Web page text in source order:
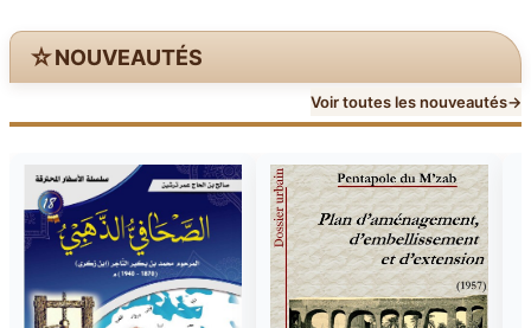
☆NOUVEAUTÉS
Voir toutes les nouveautés→